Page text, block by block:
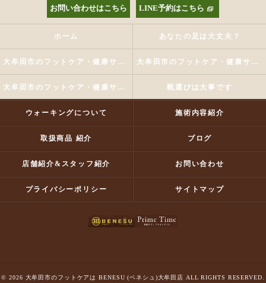
お問い合わせはこちら LINE予約はこちら
ホーム あなたの足は大丈夫？
大牟田市のフットケア・健康サロンプライムタイムの口コミ情報 大牟田市のフットケア・健康サロンプライムタイムの評判
大牟田市のフットケア・健康サロンプライムタイムのお客様の声 靴選びは大事です
ウォーキングについて 施術内容紹介
取扱商品 紹介 ブログ
店舗紹介&スタッフ紹介 お問い合わせ
プライバシーポリシー サイトマップ
© 2026 大牟田市のフットケアは BENESU (ベネシュ)大牟田店 ALL RIGHTS RESERVED.